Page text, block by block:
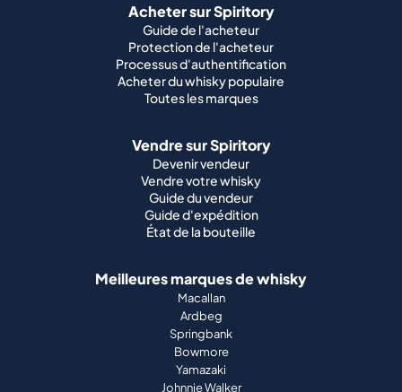
Acheter sur Spiritory
Guide de l'acheteur
Protection de l'acheteur
Processus d'authentification
Acheter du whisky populaire
Toutes les marques
Vendre sur Spiritory
Devenir vendeur
Vendre votre whisky
Guide du vendeur
Guide d'expédition
État de la bouteille
Meilleures marques de whisky
Macallan
Ardbeg
Springbank
Bowmore
Yamazaki
Johnnie Walker